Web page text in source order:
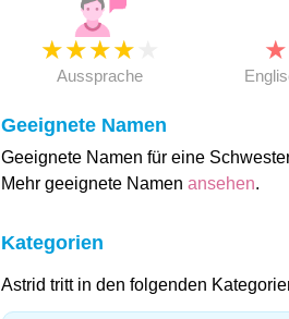
★★★★
Aussprache
★
Geeignete Namen
Geeignete Namen für eine
Mehr geeignete Namen ansehen.
Kategorien
Astrid tritt in den folgenden